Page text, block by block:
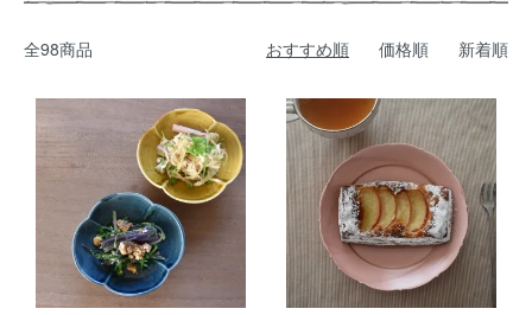
全98商品 おすすめ順 価格順 新着順